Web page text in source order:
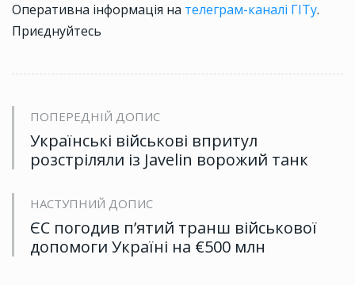
Оперативна інформація на телеграм-каналі ГІТу.
Приєднуйтесь
ПОПЕРЕДНІЙ ДОПИС
Українські військові впритул
розстріляли із Javelin ворожий танк
НАСТУПНИЙ ДОПИС
ЄС погодив п’ятий транш військової
допомоги Україні на €500 млн